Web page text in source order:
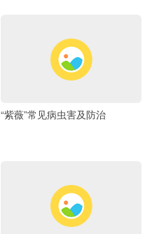
“紫薇”常见病虫害及防治